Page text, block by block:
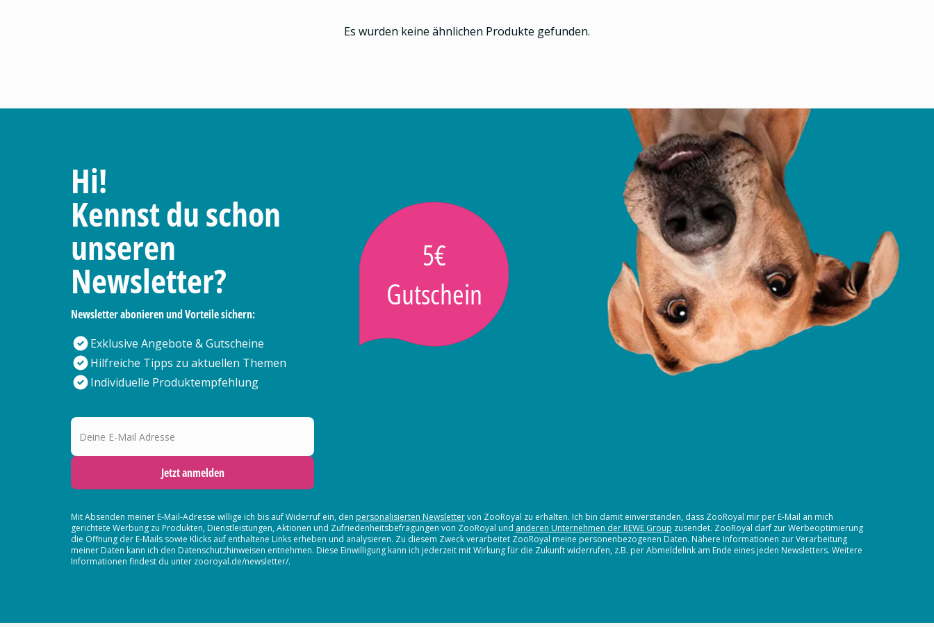
Es wurden keine ähnlichen Produkte gefunden.
Hi!
Kennst du schon
unseren
Newsletter?
Newsletter abonieren und Vorteile sichern:
Exklusive Angebote & Gutscheine
Hilfreiche Tipps zu aktuellen Themen
Individuelle Produktempfehlung
5€
Gutschein
Deine E-Mail Adresse
Jetzt anmelden
Mit Absenden meiner E-Mail-Adresse willige ich bis auf Widerruf ein, den personalisierten Newslettervon ZooRoyal zu erhalten. Ich bin damit einverstanden, dass ZooRoyal mir per E-Mail an mich
gerichtete Werbung zu Produkten, Dienstleistungen, Aktionen und Zufriedenheitsbefragungen von ZooRoyal und anderen Unternehmen der REWE Group zusendet. ZooRoyal darf zur Werbeoptimierung
die Öffnung der E-Mails sowie Klicks auf enthaltene Links erheben und analysieren. Zu diesem Zweck verarbeitet ZooRoyal meine personenbezogenen Daten. Nähere Informationen zur Verarbeitung
meiner Daten kann ich den Datenschutzhinweisen entnehmen. Diese Einwilligung kann ich jederzeit mit Wirkung für die Zukunft widerrufen, z.B. per Abmeldelink am Ende eines jeden Newsletters. Weitere
Informationen findest du unter zooroyal.de/newsletter/.